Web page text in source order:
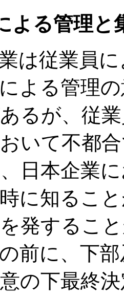
よる管理と
業は従業員
よる管理
るが、従
いて不都
日本企業
に知るこ
発するこ
前に、下
の下最終